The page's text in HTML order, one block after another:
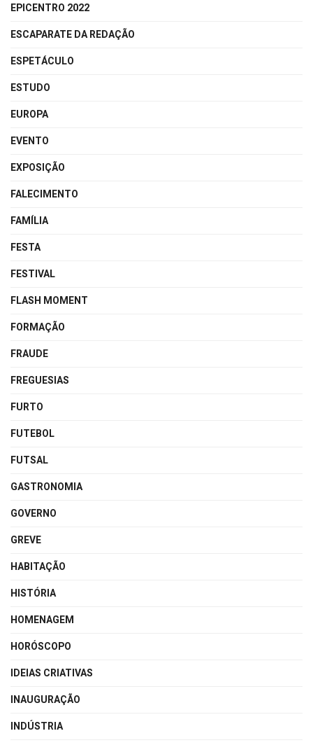
EPICENTRO 2022
ESCAPARATE DA REDAÇÃO
ESPETÁCULO
ESTUDO
EUROPA
EVENTO
EXPOSIÇÃO
FALECIMENTO
FAMÍLIA
FESTA
FESTIVAL
FLASH MOMENT
FORMAÇÃO
FRAUDE
FREGUESIAS
FURTO
FUTEBOL
FUTSAL
GASTRONOMIA
GOVERNO
GREVE
HABITAÇÃO
HISTÓRIA
HOMENAGEM
HORÓSCOPO
IDEIAS CRIATIVAS
INAUGURAÇÃO
INDÚSTRIA